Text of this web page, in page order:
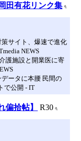
有花リンク集
サイト、爆速で進化
NEWS
護施設と開業医に寄
ータに本腰 民間の
で公開 - IT
偏拾帖】 R30